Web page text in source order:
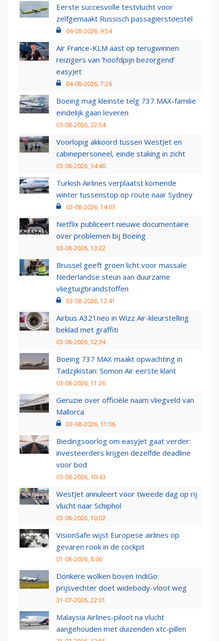
Eerste succesvolle testvlucht voor
zelfgemaakt Russisch passagierstoestel
04-08-2026, 9:54
Air France-KLM aast op terugwinnen
reizigers van ‘hoofdpijn bezorgend’
easyJet
04-08-2026, 7:26
Boeing mag kleinste telg 737 MAX-familie
eindelijk gaan leveren
03-08-2026, 22:54
Voorlopig akkoord tussen WestJet en
cabinepersoneel, einde staking in zicht
03-08-2026, 14:40
Turkish Airlines verplaatst komende
winter tussenstop op route naar Sydney
03-08-2026, 14:03
Netflix publiceert nieuwe documentaire
over problemen bij Boeing
03-08-2026, 13:22
Brussel geeft groen licht voor massale
Nederlandse steun aan duurzame
vliegtuigbrandstoffen
03-08-2026, 12:41
Airbus A321neo in Wizz Air-kleurstelling
beklad met graffiti
03-08-2026, 12:34
Boeing 737 MAX maakt opwachting in
Tadzjikistan: Somon Air eerste klant
03-08-2026, 11:26
Geruzie over officiële naam vliegveld van
Mallorca
03-08-2026, 11:06
Biedingsoorlog om easyJet gaat verder:
investeerders krijgen dezelfde deadline
voor bod
03-08-2026, 10:43
WestJet annuleert voor tweede dag op rij
vlucht naar Schiphol
03-08-2026, 10:02
VisionSafe wijst Europese airlines op
gevaren rook in de cockpit
01-08-2026, 8:00
Donkere wolken boven IndiGo:
prijsvechter doet widebody-vloot weg
31-07-2026, 22:01
Malaysia Airlines-piloot na vlucht
aangehouden met duizenden xtc-pillen